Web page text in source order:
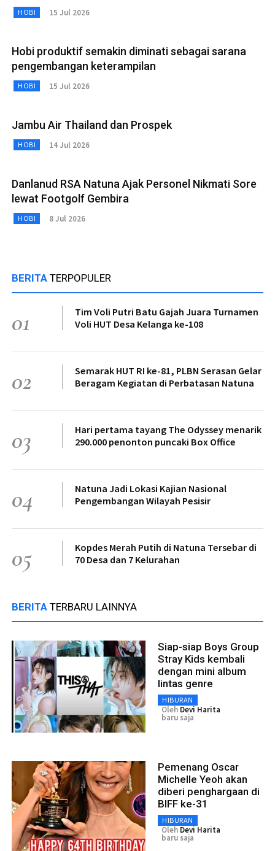
HOBI 15 Jul 2026
Hobi produktif semakin diminati sebagai sarana
pengembangan keterampilan
HOBI 15 Jul 2026
Jambu Air Thailand dan Prospek
HOBI 14 Jul 2026
Danlanud RSA Natuna Ajak Personel Nikmati Sore
lewat Footgolf Gembira
HOBI 8 Jul 2026
BERITA TERPOPULER
01
Tim Voli Putri Batu Gajah Juara Turnamen
Voli HUT Desa Kelanga ke-108
02
Semarak HUT RI ke-81, PLBN Serasan Gelar
Beragam Kegiatan di Perbatasan Natuna
03
Hari pertama tayang The Odyssey menarik
290.000 penonton puncaki Box Office
04
Natuna Jadi Lokasi Kajian Nasional
Pengembangan Wilayah Pesisir
05
Kopdes Merah Putih di Natuna Tersebar di
70 Desa dan 7 Kelurahan
BERITA TERBARU LAINNYA
Siap-siap Boys Group
Stray Kids kembali
dengan mini album
lintas genre
HIBURAN
Oleh Devi Harita
baru saja
Pemenang Oscar
Michelle Yeoh akan
diberi penghargaan di
BIFF ke-31
HIBURAN
Oleh Devi Harita
baru saja